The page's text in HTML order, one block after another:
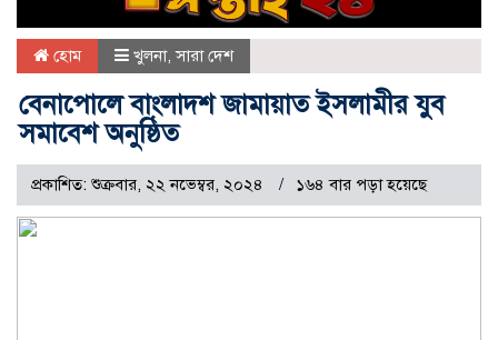
হোম খুলনা,সারা দেশ
বেনাপোলে বাংলাদশ জামায়াত ইসলামীর যুব
সমাবেশ অনুষ্ঠিত
প্রকাশিত: শুক্রবার, ২২ নভেম্বর, ২০২৪ ১৬৪ বার পড়া হয়েছে